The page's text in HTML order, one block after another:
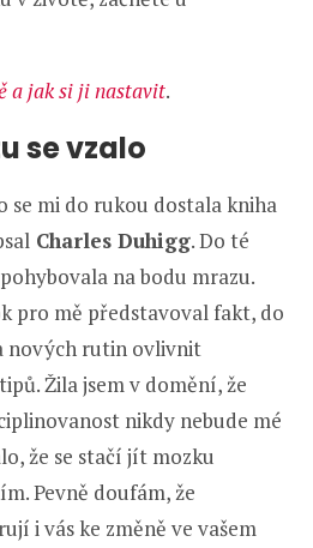
a jak si ji nastavit.
se vzalo
se mi do rukou dostala kniha
Charles Duhigg. Do té
na bodu mrazu.
pro mě představoval fakt, do
nových rutin ovlivnit
Žila jsem v domění, že
nikdy nebude mé
že se stačí jít mozku
Pevně doufám, že
i vás ke změně ve vašem